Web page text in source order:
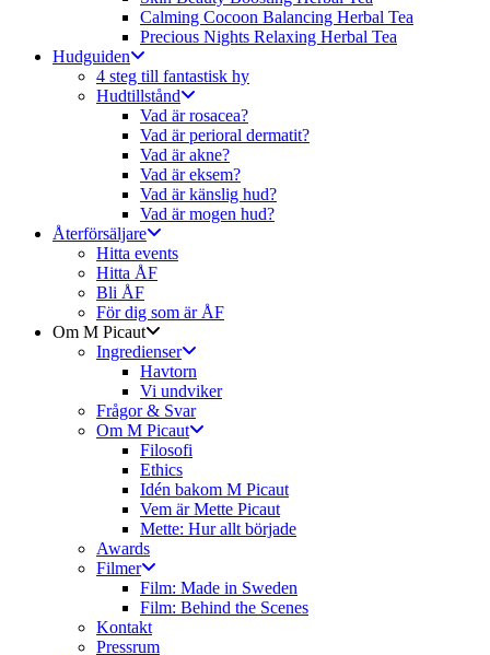
Calming Cocoon Balancing Herbal Tea
Precious Nights Relaxing Herbal Tea
Hudguiden
4 steg till fantastisk hy
Hudtillstånd
Vad är rosacea?
Vad är perioral dermatit?
Vad är akne?
Vad är eksem?
Vad är känslig hud?
Vad är mogen hud?
Återförsäljare
Hitta events
Hitta ÅF
Bli ÅF
För dig som är ÅF
Om M Picaut
Ingredienser
Havtorn
Vi undviker
Frågor & Svar
Om M Picaut
Filosofi
Ethics
Idén bakom M Picaut
Vem är Mette Picaut
Mette: Hur allt började
Awards
Filmer
Film: Made in Sweden
Film: Behind the Scenes
Kontakt
Pressrum